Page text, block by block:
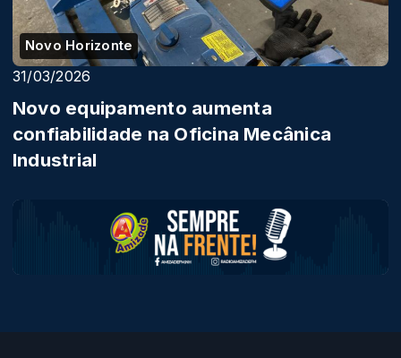
Novo Horizonte
31/03/2026
Novo equipamento aumenta
confiabilidade na Oficina Mecânica
Industrial